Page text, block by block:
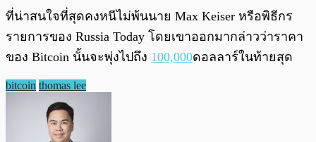
ที่น่าสนใจที่สุดคงหนีไม่พ้นนาย Max Keiser หรือพิธีกร
รายการของ Russia Today โดยเขาออกมากล่าวว่าราคา
ของ Bitcoin นั้นจะพุ่งไปถึง 100,000ดอลลาร์ในท้ายสุด
bitcoin thomas lee